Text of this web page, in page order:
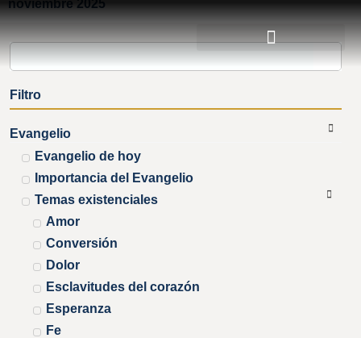
noviembre 2025
Filtro
Evangelio
Evangelio de hoy
Importancia del Evangelio
Temas existenciales
Amor
Conversión
Dolor
Esclavitudes del corazón
Esperanza
Fe